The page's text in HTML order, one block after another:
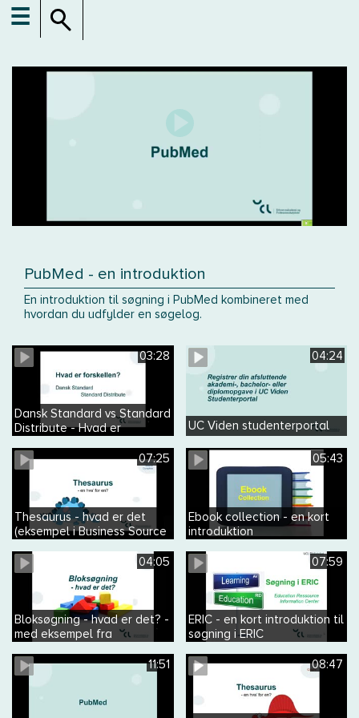
☰
PubMed - en introduktion
En introduktion til søgning i PubMed kombineret med
hvordan du udfylder en søgelog.
03:28
Dansk Standard vs Standard
Distribute - Hvad er
04:24
UC Viden studenterportal
07:25
Thesaurus - hvad er det
(eksempel i Business Source
05:43
Ebook collection - en kort
introduktion
04:05
Bloksøgning - hvad er det? -
med eksempel fra
07:59
ERIC - en kort introduktion til
søgning i ERIC
11:51 08:47